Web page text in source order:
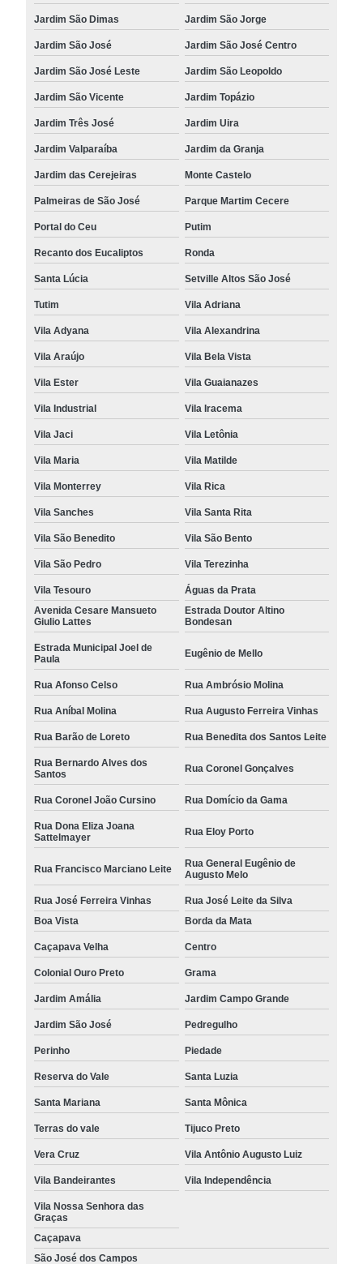
Jardim São Dimas Jardim São Jorge
Jardim São José Jardim São José Centro
Jardim São José Leste Jardim São Leopoldo
Jardim São Vicente Jardim Topázio
Jardim Três José Jardim Uira
Jardim Valparaíba Jardim da Granja
Jardim das Cerejeiras Monte Castelo
Palmeiras de São José Parque Martim Cecere
Portal do Ceu Putim
Recanto dos Eucaliptos Ronda
Santa Lúcia Setville Altos São José
Tutim Vila Adriana
Vila Adyana Vila Alexandrina
Vila Araújo Vila Bela Vista
Vila Ester Vila Guaianazes
Vila Industrial Vila Iracema
Vila Jaci Vila Letônia
Vila Maria Vila Matilde
Vila Monterrey Vila Rica
Vila Sanches Vila Santa Rita
Vila São Benedito Vila São Bento
Vila São Pedro Vila Terezinha
Vila Tesouro
Águas da Prata
Avenida Cesare Mansueto
Giulio Lattes
Estrada Doutor Altino
Bondesan
Estrada Municipal Joel de
Paula
Eugênio de Mello
Rua Afonso Celso Rua Ambrósio Molina
Rua Aníbal Molina Rua Augusto Ferreira Vinhas
Rua Barão de Loreto Rua Benedita dos Santos Leite
Rua Bernardo Alves dos
Santos
Rua Coronel Gonçalves
Rua Coronel João Cursino Rua Domício da Gama
Rua Dona Eliza Joana
Sattelmayer
Rua Eloy Porto
Rua Francisco Marciano Leite
Rua General Eugênio de
Augusto Melo
Rua José Ferreira Vinhas
Rua José Leite da Silva
Boa Vista
Borda da Mata
Caçapava Velha Centro
Colonial Ouro Preto Grama
Jardim Amália Jardim Campo Grande
Jardim São José Pedregulho
Perinho Piedade
Reserva do Vale Santa Luzia
Santa Mariana Santa Mônica
Terras do vale Tijuco Preto
Vera Cruz Vila Antônio Augusto Luiz
Vila Bandeirantes Vila Independência
Vila Nossa Senhora das
Graças
Caçapava
São José dos Campos